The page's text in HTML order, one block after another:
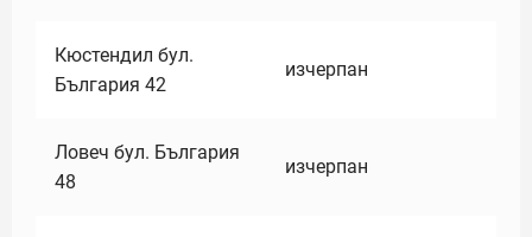
Кюстендил бул.
България 42
изчерпан
Ловеч бул. България
48
изчерпан